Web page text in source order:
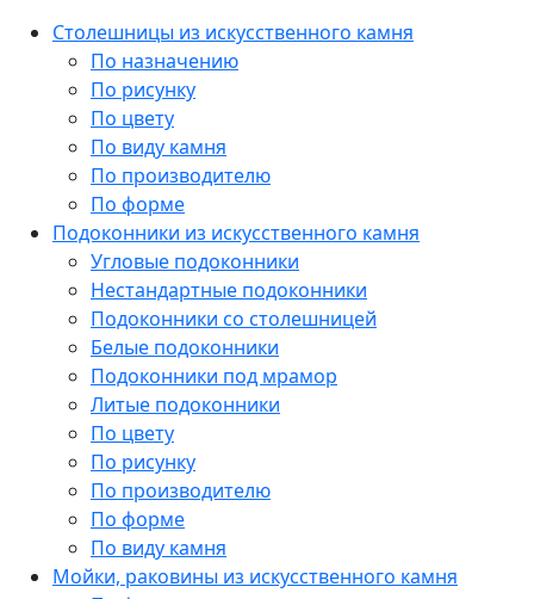
Столешницы из искусственного камня
По назначению
По рисунку
По цвету
По виду камня
По производителю
По форме
Подоконники из искусственного камня
Угловые подоконники
Нестандартные подоконники
Подоконники со столешницей
Белые подоконники
Подоконники под мрамор
Литые подоконники
По цвету
По рисунку
По производителю
По форме
По виду камня
Мойки, раковины из искусственного камня